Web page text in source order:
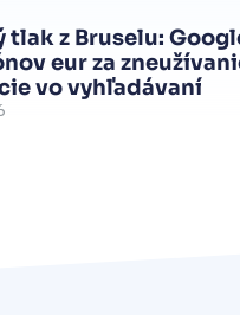
tlak z Bruselu:
eur za
vo vyhľadávaní